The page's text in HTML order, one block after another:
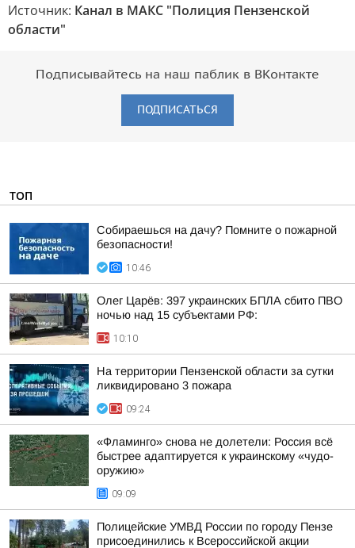
Источник: Канал в МАКС "Полиция Пензенской
области"
Подписывайтесь на наш паблик в ВКонтакте
ПОДПИСАТЬСЯ
ТОП
Собираешься на дачу? Помните о пожарной
безопасности!
10:46
Олег Царёв: 397 украинских БПЛА сбито ПВО
ночью над 15 субъектами РФ:
10:10
На территории Пензенской области за сутки
ликвидировано 3 пожара
09:24
«Фламинго» снова не долетели: Россия всё
быстрее адаптируется к украинскому «чудо-
оружию»
09:09
Полицейские УМВД России по городу Пензе
присоединились к Всероссийской акции